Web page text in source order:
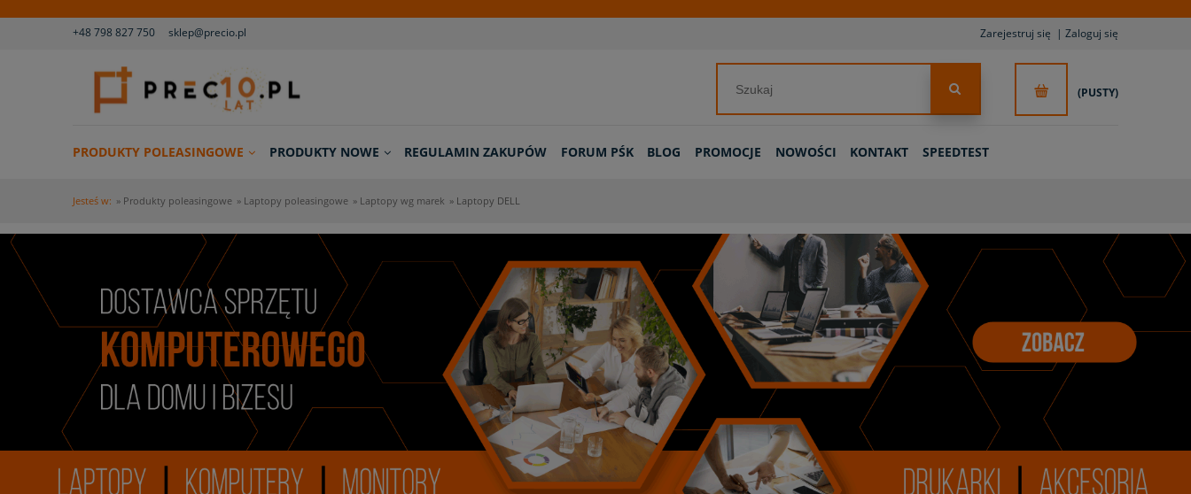
Zarejestruj się Zaloguj się
+48 798 827 750 sklep@precio.pl
(PUSTY)
PRODUKTY POLEASINGOWE PRODUKTY NOWE REGULAMIN ZAKUPÓW FORUM PŚK BLOG PROMOCJE NOWOŚCI KONTAKT SPEEDTEST
Jesteś w: » Produkty poleasingowe » Laptopy poleasingowe » Laptopy wg marek » Laptopy DELL